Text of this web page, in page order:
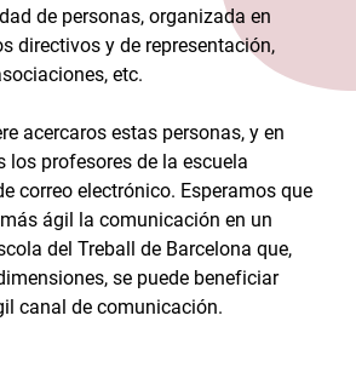
de personas, organizada en
directivos y de representación,
etc.
acercaros estas personas, y en
los profesores de la escuela
correo electrónico. Esperamos que
ágil la comunicación en un
del Treball de Barcelona que,
se puede beneficiar
canal de comunicación.